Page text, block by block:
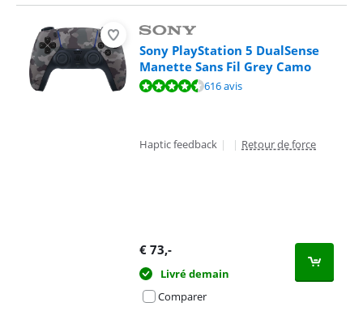
Sony PlayStation 5 DualSense
Manette Sans Fil Grey Camo
La note est de 9,4 sur 10, basée sur 616 avis.
616 avis
Haptic feedback | | Retour de force
€ 73,-
Livré demain
Comparer